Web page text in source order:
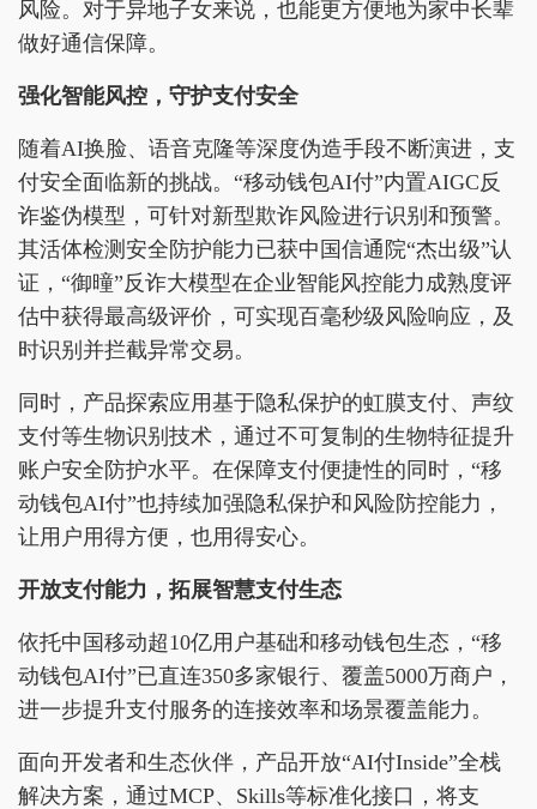
风险。对于异地子女来说，也能更方便地为家中长辈
做好通信保障。
强化智能风控，守护支付安全
随着AI换脸、语音克隆等深度伪造手段不断演进，支
付安全面临新的挑战。“移动钱包AI付”内置AIGC反
诈鉴伪模型，可针对新型欺诈风险进行识别和预警。
其活体检测安全防护能力已获中国信通院“杰出级”认
证，“御曈”反诈大模型在企业智能风控能力成熟度评
估中获得最高级评价，可实现百毫秒级风险响应，及
时识别并拦截异常交易。
同时，产品探索应用基于隐私保护的虹膜支付、声纹
支付等生物识别技术，通过不可复制的生物特征提升
账户安全防护水平。在保障支付便捷性的同时，“移
动钱包AI付”也持续加强隐私保护和风险防控能力，
让用户用得方便，也用得安心。
开放支付能力，拓展智慧支付生态
依托中国移动超10亿用户基础和移动钱包生态，“移
动钱包AI付”已直连350多家银行、覆盖5000万商户，
进一步提升支付服务的连接效率和场景覆盖能力。
面向开发者和生态伙伴，产品开放“AI付Inside”全栈
解决方案，通过MCP、Skills等标准化接口，将支